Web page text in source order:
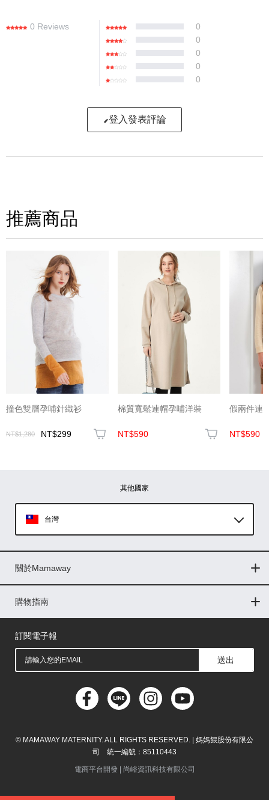
0 Reviews
0
0
0
0
0
登入發表評論
(圖片格式限jpg、jpeg)
推薦商品
撞色雙層孕哺針織衫
NT$1,280 NT$299
棉質寬鬆連帽孕哺洋裝
NT$590
假兩件連
NT$590
其他國家
台灣
印尼
菲律賓
馬來西亞
關於Mamaway
門市據點
最新消息
品牌故事
人力招募
媒體花絮
隱私權聲明
CSR企業社會責任
購物指南
購物常見問題
退換貨問題
儲值金使用條款
購買儲值金
發票問題
會員權益
線上留言
吸乳器-免費體驗
訂閱電子報
送出
© MAMAWAY MATERNITY. ALL RIGHTS RESERVED. | 媽媽餵股份有限公
司 統一編號：85110443
電商平台開發 | 尚峪資訊科技有限公司